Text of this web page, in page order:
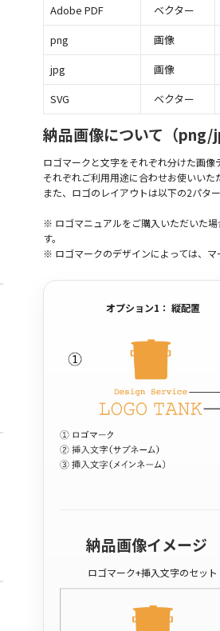
Adobe PDF
ベクター
png
画像
jpg
画像
SVG
ベクター
納品画像について（png/
ロゴマークと文字をそれぞれ分けた画像
それぞれご利用用途に合わせお使いいた
また、ロゴのレイアウトは以下の2パタ
※ ロゴマニュアルをご購入いただいた
す。
※ ロゴマークのデザインによっては、マ
オプション1： 縦配置
納品画像イメージ
ロゴマーク+挿入文字のセット